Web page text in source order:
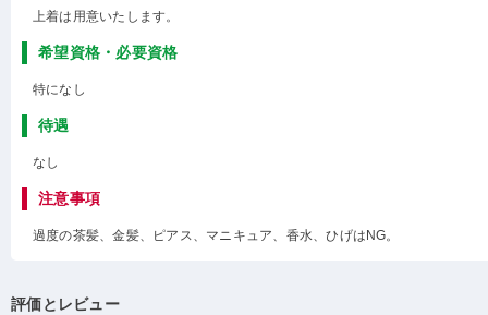
上着は用意いたします。
希望資格・必要資格
特になし
待遇
なし
注意事項
過度の茶髪、金髪、ピアス、マニキュア、香水、ひげはNG。
評価とレビュー